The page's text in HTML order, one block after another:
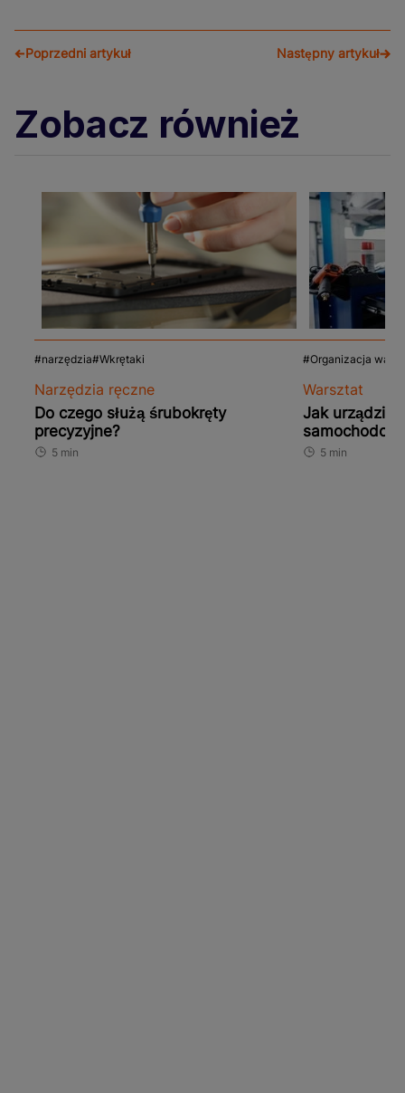
Poprzedni artykuł Następny artykuł
Zobacz również
narzędzia Wkrętaki
Narzędzia ręczne
Do czego służą śrubokręty
precyzyjne?
5 min
Organizacja
Warsztat
Jak urządzić
wyposażenie
5 min